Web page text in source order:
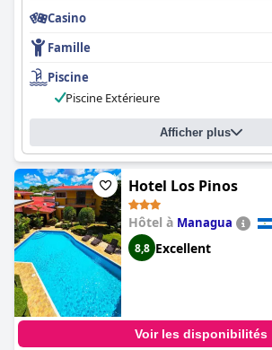
Casino
Famille
Piscine
Piscine Extérieure
Afficher plus
Hotel Los Pinos
Hôtel à Managua
8,8 Excellent
Voir les disponibilités